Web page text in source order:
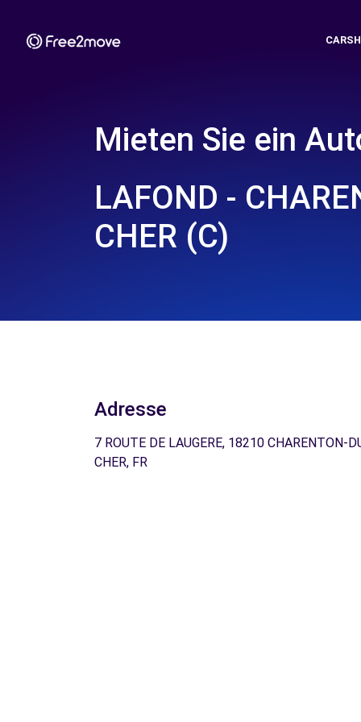
Mieten Sie ein
LAFOND -
CHER (C)
Adresse
7 ROUTE DE LAUGERE, 18210 CHARENTON-
CHER, FR